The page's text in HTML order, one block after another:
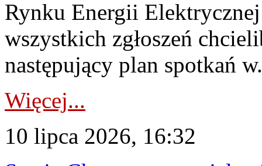
Rynku Energii
wszystkich zgłoszeń
następujący plan spotkań
Więcej...
10 lipca 2026, 16:32